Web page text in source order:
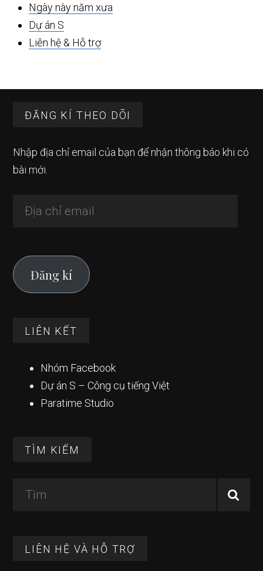
Ngày này năm xưa
Dự án S
Liên hệ & Hỗ trợ
Footer
ĐĂNG KÍ THEO DÕI
Nhập địa chỉ email của bạn để nhận thông báo khi có
bài mới.
Đăng kí
LIÊN KẾT
Nhóm Facebook
Dự án S – Công cụ tiếng Việt
Paratime Studio
TÌM KIẾM
LIÊN HỆ VÀ HỖ TRỢ